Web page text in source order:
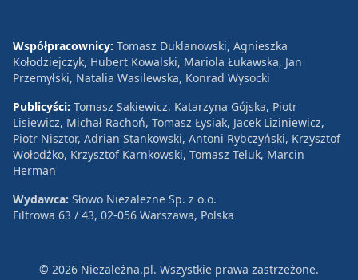
Współpracownicy: Tomasz Duklanowski, Agnieszka
Kołodziejczyk, Hubert Kowalski, Mariola Łukawska, Jan
Przemyłski, Natalia Wasilewska, Konrad Wysocki
Publicyści: Tomasz Sakiewicz, Katarzyna Gójska, Piotr
Lisiewicz, Michał Rachoń, Tomasz Łysiak, Jacek Liziniewicz,
Piotr Nisztor, Adrian Stankowski, Antoni Rybczyński, Krzysztof
Wołodźko, Krzysztof Karnkowski, Tomasz Teluk, Marcin
Herman
Wydawca: Słowo Niezależne Sp. z o.o.
Filtrowa 63 / 43, 02-056 Warszawa, Polska
© 2026 Niezależna.pl. Wszystkie prawa zastrzeżone.